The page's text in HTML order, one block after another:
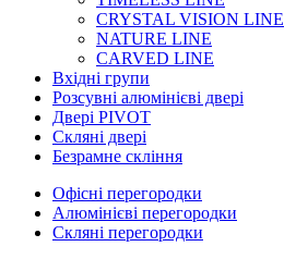
CRYSTAL VISION LINE
NATURE LINE
CARVED LINE
Вхідні групи
Розсувні алюмінієві двері
Двері PIVOT
Скляні двері
Безрамне скління
Офісні перегородки
Алюмінієві перегородки
Скляні перегородки